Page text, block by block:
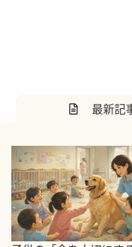
最新記